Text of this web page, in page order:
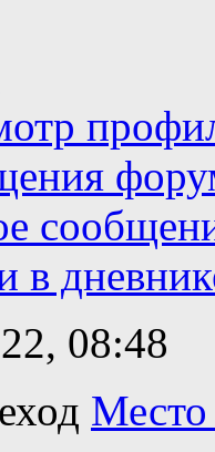
в
08:48
Место